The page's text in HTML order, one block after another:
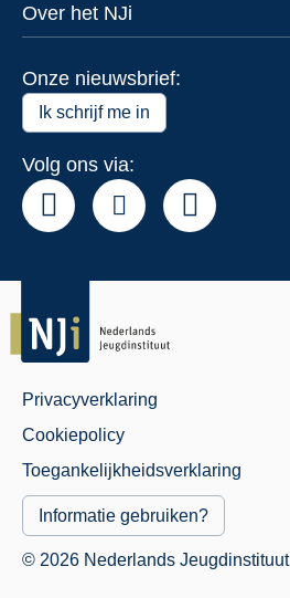
Over het NJi
Onze nieuwsbrief:
Ik schrijf me in
Volg ons via:
Juridisch
Menu
Privacyverklaring
Cookiepolicy
Toegankelijkheidsverklaring
Informatie gebruiken?
© 2026 Nederlands Jeugdinstituut